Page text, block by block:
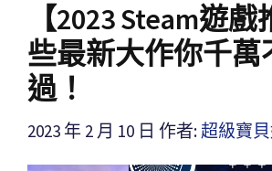
【2023 Steam遊
些最新大作你千萬
過！
2023 年 2 月 10 日 作者: 超級寶